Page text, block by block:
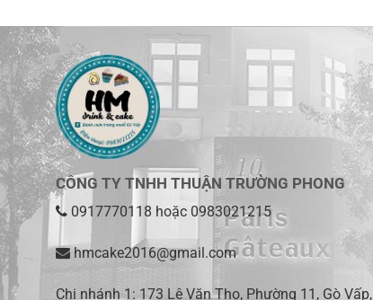
CÔNG TY TNHH THUẬN TRƯỜNG PHONG
0917770118 hoặc 0983021215
hmcake2016@gmail.com
Chi nhánh 1: 173 Lê Văn Thọ, Phường 11, Gò Vấp,